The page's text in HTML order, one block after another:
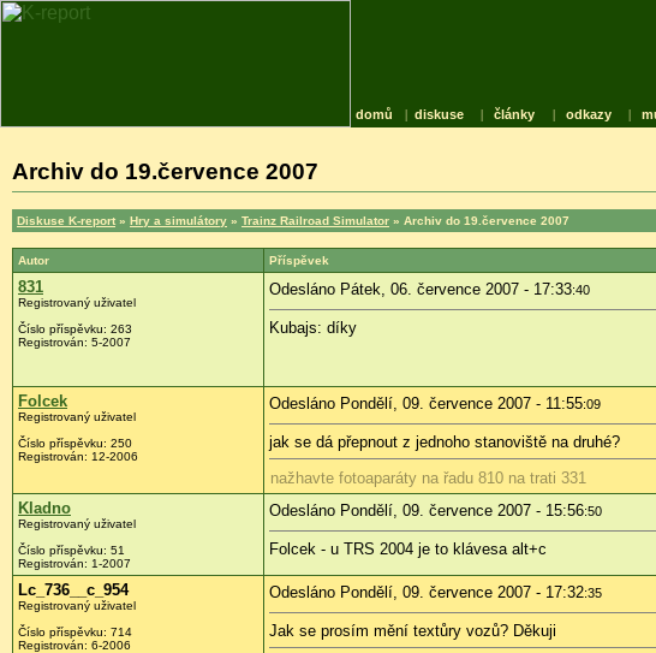
domů | diskuse | články | odkazy |
Archiv do 19.července 2007
Diskuse K-report » Hry a simulátory » Trainz Railroad Simulator » Archiv do 19.července 2007
Autor Příspěvek
831
Registrovaný uživatel
Číslo příspěvku: 263
Registrován: 5-2007
Odesláno Pátek, 06. července 2007 - 17:33:40
Kubajs: díky
Folcek
Registrovaný uživatel
Číslo příspěvku: 250
Registrován: 12-2006
Odesláno Pondělí, 09. července 2007 - 11:55:09
jak se dá přepnout z jednoho stanoviště na druhé?
nažhavte fotoaparáty na řadu 810 na trati 331
Kladno
Registrovaný uživatel
Číslo příspěvku: 51
Registrován: 1-2007
Odesláno Pondělí, 09. července 2007 - 15:56:50
Folcek - u TRS 2004 je to klávesa alt+c
Lc_736__c_954
Registrovaný uživatel
Číslo příspěvku: 714
Registrován: 6-2006
Odesláno Pondělí, 09. července 2007 - 17:32:35
Jak se prosím mění textůry vozů? Děkuji